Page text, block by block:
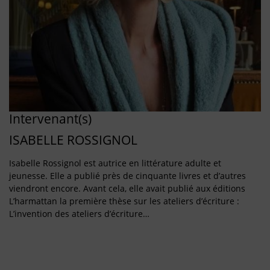
Intervenant(s)
ISABELLE ROSSIGNOL
Isabelle Rossignol est autrice en littérature adulte et
jeunesse. Elle a publié près de cinquante livres et d’autres
viendront encore. Avant cela, elle avait publié aux éditions
L’harmattan la première thèse sur les ateliers d’écriture :
L’invention des ateliers d’écriture…